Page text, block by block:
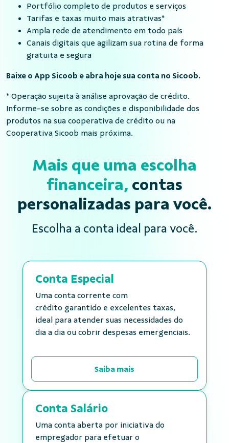
Portfólio completo de produtos e serviços
Tarifas e taxas muito mais atrativas*
Ampla rede de atendimento em todo país
Canais digitais que agilizam sua rotina de forma
gratuita e segura
Baixe o App Sicoob e abra hoje sua conta no Sicoob.
* Operação sujeita à análise aprovação de crédito.
Informe-se sobre as condições e disponibilidade dos
produtos na sua cooperativa de crédito ou na
Cooperativa Sicoob mais próxima.
Mais que uma escolha
financeira, contas
personalizadas para você.
Escolha a conta ideal para você.
Conta Especial
Uma conta corrente com
crédito garantido e excelentes taxas,
ideal para atender suas necessidades do
dia a dia ou cobrir despesas emergenciais.
Saiba mais
Conta Salário
Uma conta aberta por iniciativa do
empregador para efetuar o